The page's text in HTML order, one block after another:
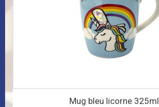
Mug bleu licorne 325ml